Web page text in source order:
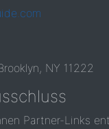
NY 11222
Partner-Links